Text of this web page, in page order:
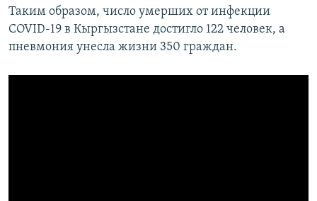
Таким образом, число умерших от инфекции
СOVID-19 в Кыргызстане достигло 122 человек, а
пневмония унесла жизни 350 граждан.